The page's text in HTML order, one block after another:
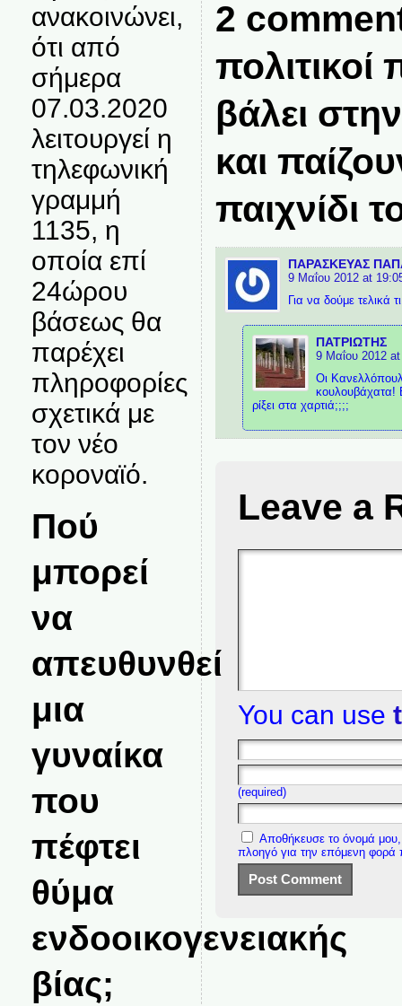
ανακοινώνει,
ότι από
σήμερα
07.03.2020
λειτουργεί η
τηλεφωνική
γραμμή
1135, η
οποία επί
24ώρου
βάσεως θα
παρέχει
πληροφορίες
σχετικά με
τον νέο
κοροναϊό.
Πού
μπορεί
να
απευθυνθεί
μια
γυναίκα
που
πέφτει
θύμα
ενδοοικογενειακής
βίας;
2
βάλει
και
παιχνίδι
ΠΑΡΑΣΚΕΥΑΣ
9 Μαΐου 2012 at
Για να δούμε τελικά
ΠΑΤΡΙΩΤΗΣ
9 Μαΐου 2012
Οι
κουλουβάχατα!
ρίξει στα χαρτιά;;;;
Leave a
You can use
(required)
Αποθήκευσε το όνομά μου,
πλοηγό για την επόμενη